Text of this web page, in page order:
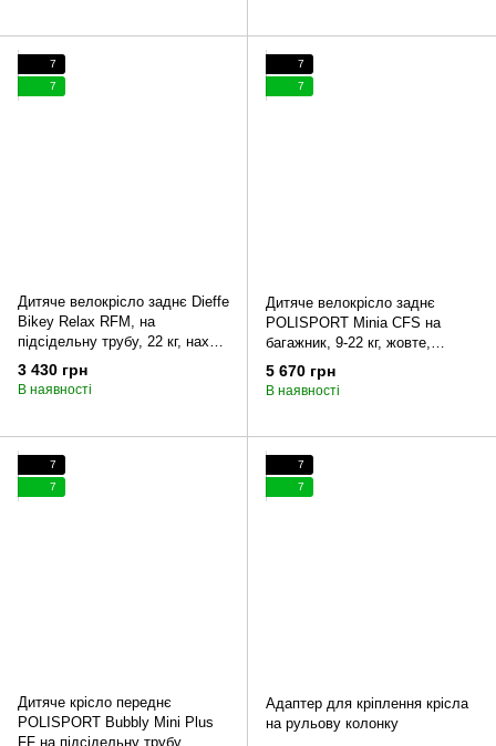
7
7
Дитяче велокрісло заднє Dieffe
Bikey Relax RFM, на
підсідельну трубу, 22 кг, нахил
10°, чорний/сірий
3 430 грн
В наявності
7
7
Дитяче велокрісло заднє
POLISPORT Minia CFS на
багажник, 9-22 кг, жовте,
інд.пак.
5 670 грн
В наявності
7
7
Дитяче крісло переднє
POLISPORT Bubbly Mini Plus
FF на підсідельну трубу,
7
7
Адаптер для кріплення крісла
на рульову колонку